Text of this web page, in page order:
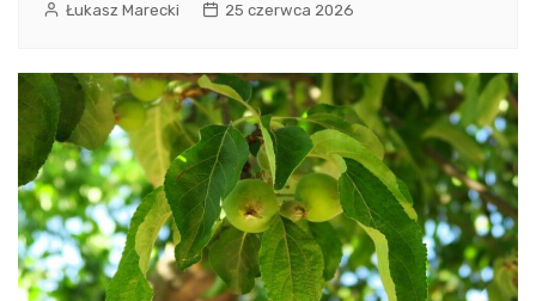
Łukasz Marecki 25 czerwca 2026